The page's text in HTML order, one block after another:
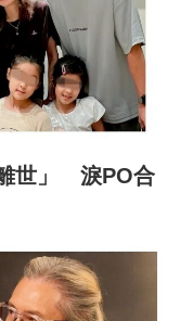
世」 淚PO合